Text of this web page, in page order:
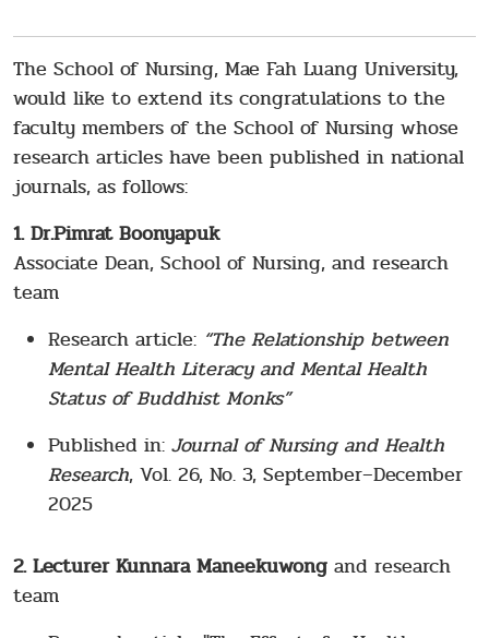
The School of Nursing, Mae Fah Luang University,
would like to extend its congratulations to the
faculty members of the School of Nursing whose
research articles have been published in national
journals, as follows:
1. Dr.Pimrat Boonyapuk
Associate Dean, School of Nursing, and research
team
Research article: “The Relationship between
Mental Health Literacy and Mental Health
Status of Buddhist Monks”
Published in: Journal of Nursing and Health
Research, Vol. 26, No. 3, September–December
2025
2. Lecturer Kunnara Maneekuwong and research
team